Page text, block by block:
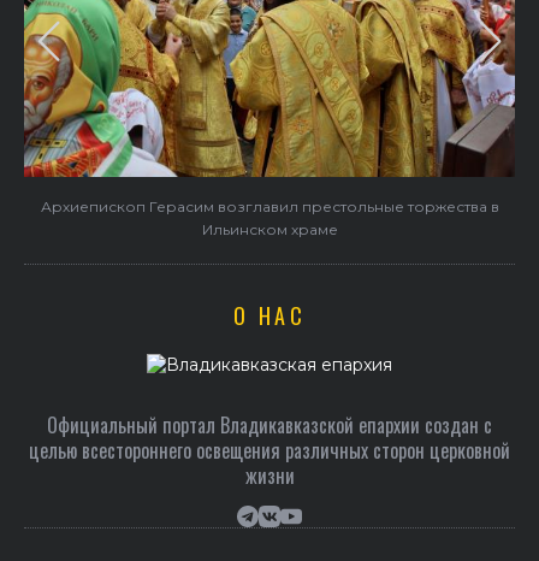
В праздник святого Серафима Саровского архиепископ
Герасим совершил Литургию в Покровском храме
О НАС
Официальный портал Владикавказской епархии создан c
целью всестороннего освещения различных сторон церковной
жизни